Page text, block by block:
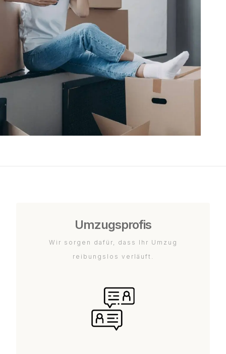
Umzugsprofis
Wir sorgen dafür, dass Ihr Umzug
reibungslos verläuft.